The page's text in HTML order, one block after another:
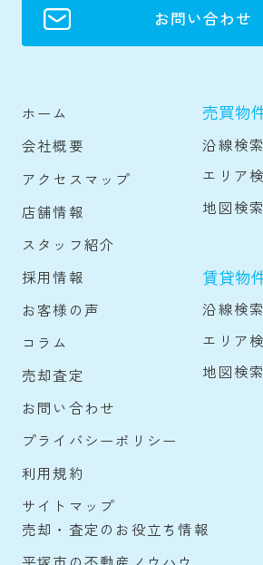
お問い合わせ
ホーム
会社概要
アクセスマップ
店舗情報
スタッフ紹介
採用情報
お客様の声
コラム
売却査定
お問い合わせ
プライバシーポリシー
利用規約
サイトマップ
売買物
沿線検索
エリア
地図検索
賃貸物
沿線検索
エリア
地図検索
売却・査定のお役立ち情報